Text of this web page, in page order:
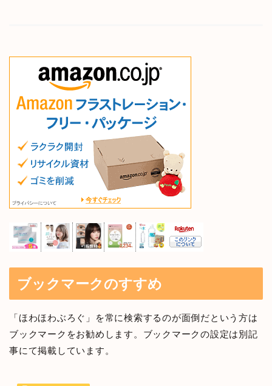
ブックマークのすすめ
「ほわほわぶろぐ」を常に検索するのが面倒だという方は
ブックマークをお勧めします。ブックマークの設定は別記
事にて掲載しています。